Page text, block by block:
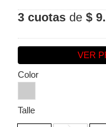
3 cuotas de $
VER
Color
Talle